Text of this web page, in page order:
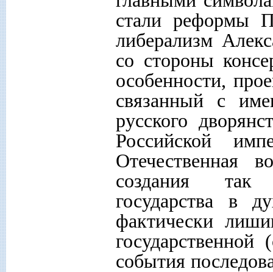
стали реформы
либерализм
со стороны
особенности,
связанный с
русского
Российской
Отечественная
создания так
государства в
фактически
события